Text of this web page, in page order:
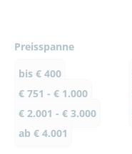
Preisspanne
bis € 400
€ 751 - € 1.000
€ 2.001 - € 3.000
ab € 4.001